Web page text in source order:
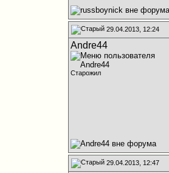
29.04.2013, 12:24
Andre44
Старожил
29.04.2013, 12:47